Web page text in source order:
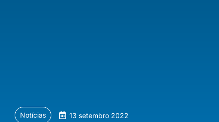
Notícias 13 setembro 2022